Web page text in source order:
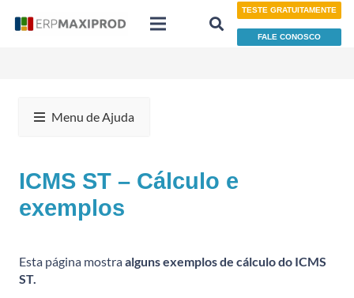
TESTE GRATUITAMENTE
FALE CONOSCO
Menu de Ajuda
ICMS ST – Cálculo e
exemplos
Esta página mostraalguns exemplos de cálculo do ICMS
ST.